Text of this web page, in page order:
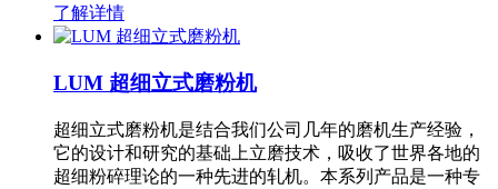
了解详情
LUM 超细立式磨粉机
超细立式磨粉机是结合我们公司几年的磨机生产经验，
它的设计和研究的基础上立磨技术，吸收了世界各地的
超细粉碎理论的一种先进的轧机。本系列产品是一种专